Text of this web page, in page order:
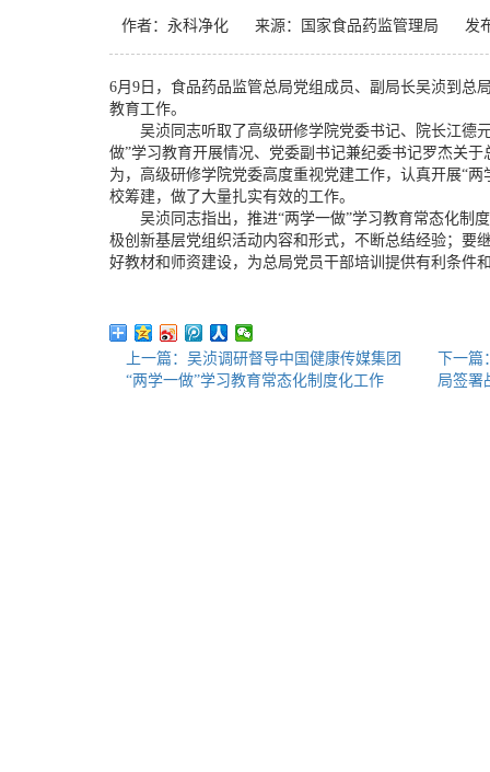
作者：永科净化 来源：国家食品药监管理局 发
6月9日，食品药品监管总局党组成员、副局长吴浈到总
教育工作。
吴浈同志听取了高级研修学院党委书记、院长江德
做”学习教育开展情况、党委副书记兼纪委书记罗杰关
为，高级研修学院党委高度重视党建工作，认真开展“
校筹建，做了大量扎实有效的工作。
吴浈同志指出，推进“两学一做”学习教育常态化制
极创新基层党组织活动内容和形式，不断总结经验；要
好教材和师资建设，为总局党员干部培训提供有利条件
上一篇：吴浈调研督导中国健康传媒集团
“两学一做”学习教育常态化制度化工作
下一篇
局签署